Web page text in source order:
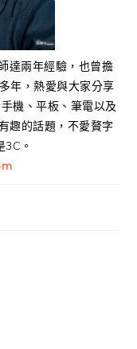
達兩年經驗，也曾擔
年，熱愛與大家分享
機、平板、筆電以及
趣的話題，不愛贅字
。